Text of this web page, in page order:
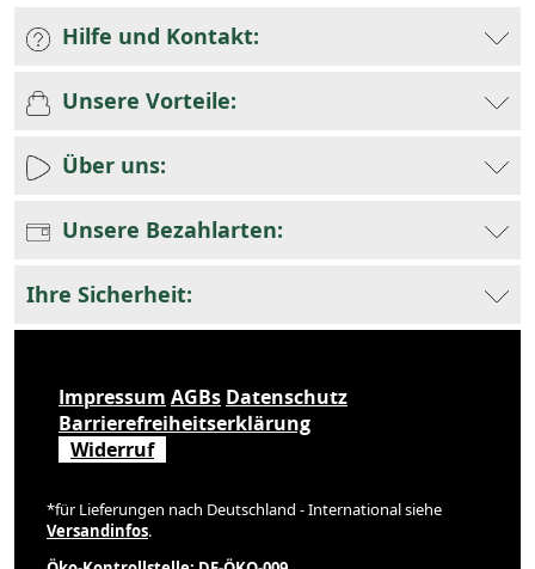
Hilfe und Kontakt:
Unsere Vorteile:
Über uns:
Unsere Bezahlarten:
Ihre Sicherheit:
Impressum AGBs Datenschutz
Barrierefreiheitserklärung
Widerruf
*für Lieferungen nach Deutschland - International siehe
Versandinfos.